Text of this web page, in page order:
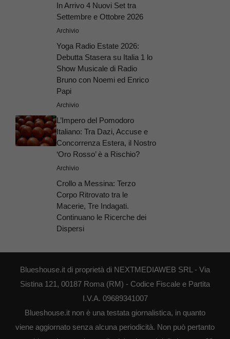
In Arrivo 4 Nuovi Set tra
Settembre e Ottobre 2026
Archivio
Yoga Radio Estate 2026:
Debutta Stasera su Italia 1 lo
Show Musicale di Radio
Bruno con Noemi ed Enrico
Papi
Archivio
L’Impero del Pomodoro
Italiano: Tra Dazi, Accuse e
Concorrenza Estera, il Nostro
‘Oro Rosso’ è a Rischio?
Archivio
Crollo a Messina: Terzo
Corpo Ritrovato tra le
Macerie, Tre Indagati.
Continuano le Ricerche dei
Dispersi
Blueshouse.it di proprietà di NEXTMEDIAWEB SRL - Via
Sistina 121, 00187 Roma (RM) - Codice Fiscale e Partita
I.V.A. 09689341007
Blueshouse.it non è una testata giornalistica, in quanto
viene aggiornato senza alcuna periodicità. Non può pertanto